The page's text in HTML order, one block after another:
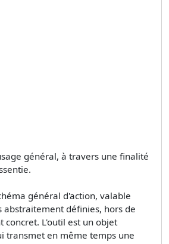
général, à travers une finalité
général d'action, valable
abstraitement définies, hors de
concret. L'outil est un objet
transmet en même temps une